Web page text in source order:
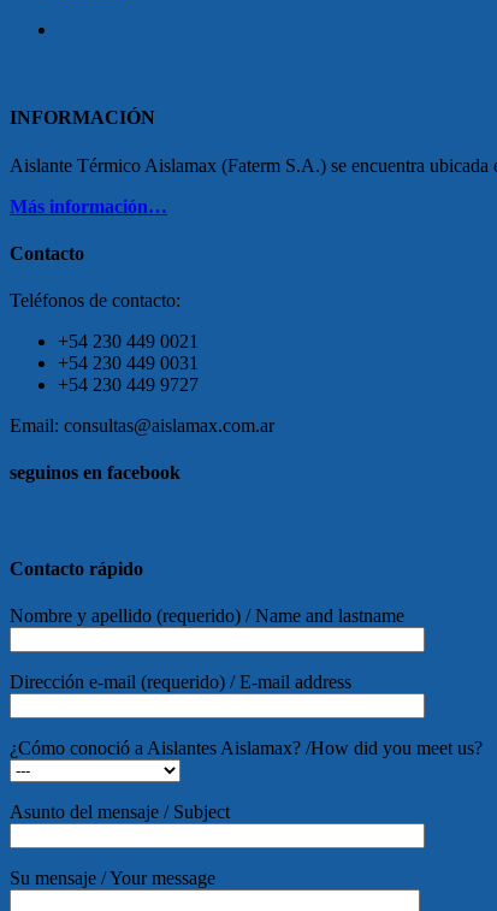
INFORMACIÓN
Aislante Térmico Aislamax (Faterm S.A.) se encuentra
Más información…
Contacto
Teléfonos de contacto:
+54 230 449 0021
+54 230 449 0031
+54 230 449 9727
Email: consultas@aislamax.com.ar
seguinos en facebook
Contacto rápido
Nombre y apellido (requerido) / Name and lastname
Dirección e-mail (requerido) / E-mail address
¿Cómo conoció a Aislantes Aislamax? /How did you meet us?
Asunto del mensaje / Subject
Su mensaje / Your message